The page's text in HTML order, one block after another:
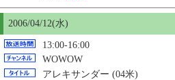
2006/04/12(水)
13:00-16:00
WOWOW
アレキサンダー (04米)